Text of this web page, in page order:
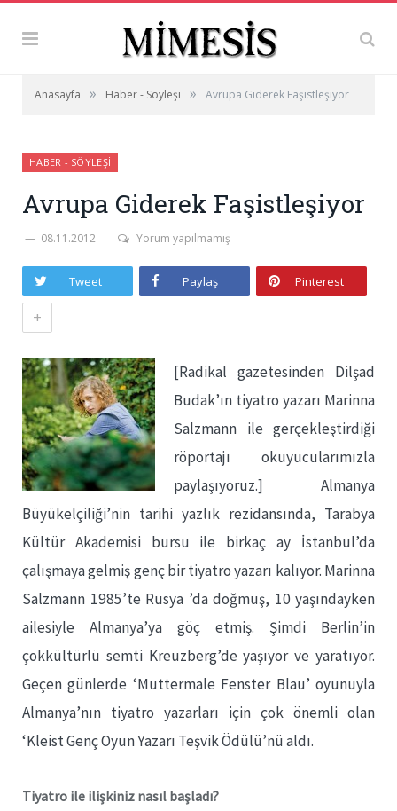
Anasayfa » Haber - Söyleşi » Avrupa Giderek Faşistleşiyor
HABER - SÖYLEŞI
Avrupa Giderek Faşistleşiyor
08.11.2012 Yorum yapılmamış
Tweet Paylaş Pinterest
+
[Radikal gazetesinden Dilşad
Budak’ın tiyatro yazarı Marinna
Salzmann ile gerçekleştirdiği
röportajı okuyucularımızla
paylaşıyoruz.] Almanya
Büyükelçiliği’nin tarihi yazlık rezidansında, Tarabya
Kültür Akademisi bursu ile birkaç ay İstanbul’da
çalışmaya gelmiş genç bir tiyatro yazarı kalıyor. Marinna
Salzmann 1985’te Rusya ’da doğmuş, 10 yaşındayken
ailesiyle Almanya’ya göç etmiş. Şimdi Berlin’in
çokkültürlü semti Kreuzberg’de yaşıyor ve yaratıyor.
Geçen günlerde ‘Muttermale Fenster Blau’ oyunuyla
Almanya’nın tiyatro yazarları için çok önemli olan
‘Kleist Genç Oyun Yazarı Teşvik Ödülü’nü aldı.
Tiyatro ile ilişkiniz nasıl başladı?